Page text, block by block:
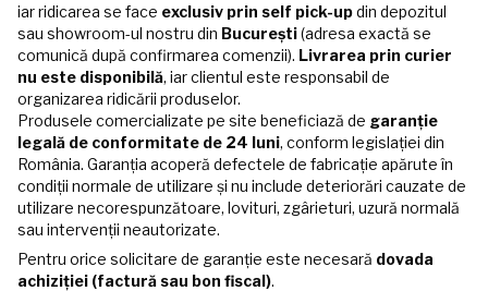
iar ridicarea se face exclusiv prin self pick-updin depozitul
sau showroom-ul nostru din București(adresa exactă se
comunică după confirmarea comenzii). Livrarea prin curier
nu este disponibilă, iar clientul este responsabil de
organizarea ridicării produselor.
Produsele comercializate pe site beneficiază de garanție
legală de conformitate de 24 luni, conform legislației din
România. Garanția acoperă defectele de fabricație apărute în
condiții normale de utilizare și nu include deteriorări cauzate de
utilizare necorespunzătoare, lovituri, zgârieturi, uzură normală
sau intervenții neautorizate.
Pentru orice solicitare de garanție este necesară dovada
achiziției (factură sau bon fiscal).